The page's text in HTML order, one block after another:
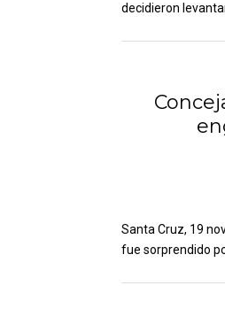
decidieron
Santa Cruz, 19
fue sorprendido